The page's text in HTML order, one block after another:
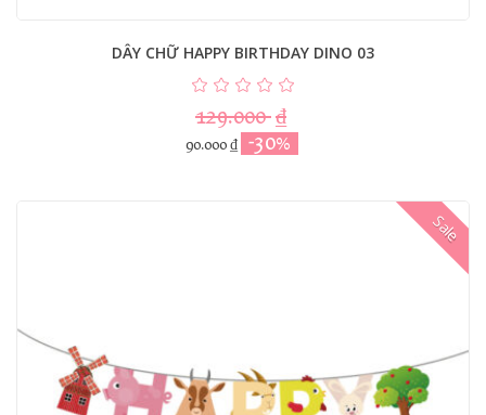
DÂY CHỮ HAPPY BIRTHDAY DINO 03
129.000₫
90.000₫ -30%
Sale